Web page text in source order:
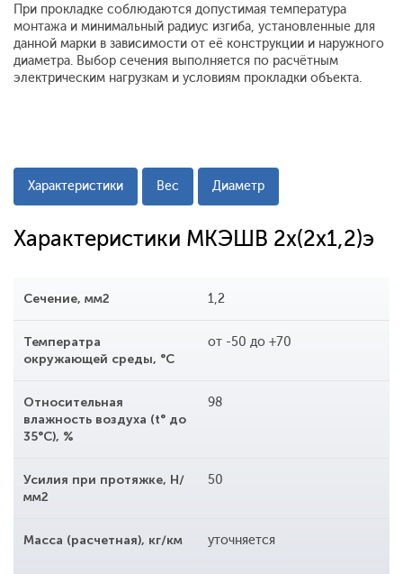
При прокладке соблюдаются допустимая температура
монтажа и минимальный радиус изгиба, установленные для
данной марки в зависимости от её конструкции и наружного
диаметра. Выбор сечения выполняется по расчётным
электрическим нагрузкам и условиям прокладки объекта.
Характеристики Вес Диаметр
Характеристики МКЭШВ 2x(2x1,2)э
Сечение, мм2 1,2
Температра
окружающей среды, °С
от -50 до +70
Относительная
влажность воздуха (t° до
35°С), %
98
Усилия при протяжке, Н/
мм2
50
Масса (расчетная), кг/км уточняется